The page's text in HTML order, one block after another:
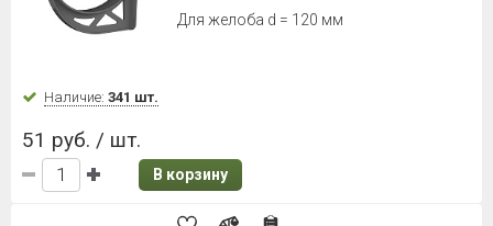
Для желоба d = 120 мм
Наличие: 341 шт.
51 руб. / шт.
В корзину